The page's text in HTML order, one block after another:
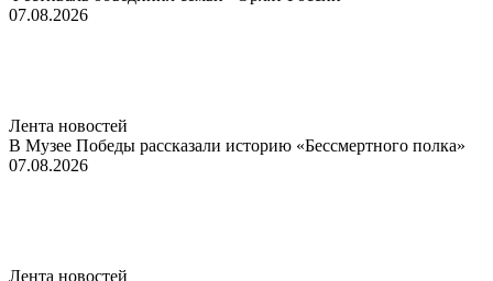
07.08.2026
Лента новостей
В Музее Победы рассказали историю «Бессмертного полка»
07.08.2026
Лента новостей